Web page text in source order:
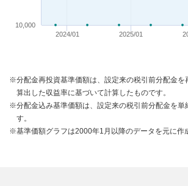
2024/01 2025/01
10,000
※分配金再投資基準価額は、設定来の税引前分配金を
算出した収益率に基づいて計算したものです。
※分配金込み基準価額は、設定来の税引前分配金を単
す。
※基準価額グラフは2000年1月以降のデータを元に作